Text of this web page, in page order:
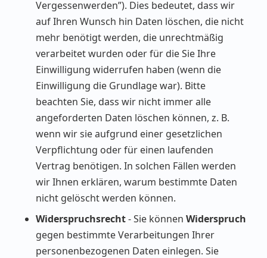
Vergessenwerden”). Dies bedeutet, dass wir
auf Ihren Wunsch hin Daten löschen, die nicht
mehr benötigt werden, die unrechtmäßig
verarbeitet wurden oder für die Sie Ihre
Einwilligung widerrufen haben (wenn die
Einwilligung die Grundlage war). Bitte
beachten Sie, dass wir nicht immer alle
angeforderten Daten löschen können, z. B.
wenn wir sie aufgrund einer gesetzlichen
Verpflichtung oder für einen laufenden
Vertrag benötigen. In solchen Fällen werden
wir Ihnen erklären, warum bestimmte Daten
nicht gelöscht werden können.
Widerspruchsrecht- Sie können Widerspruch
gegen bestimmte Verarbeitungen Ihrer
personenbezogenen Daten einlegen. Sie